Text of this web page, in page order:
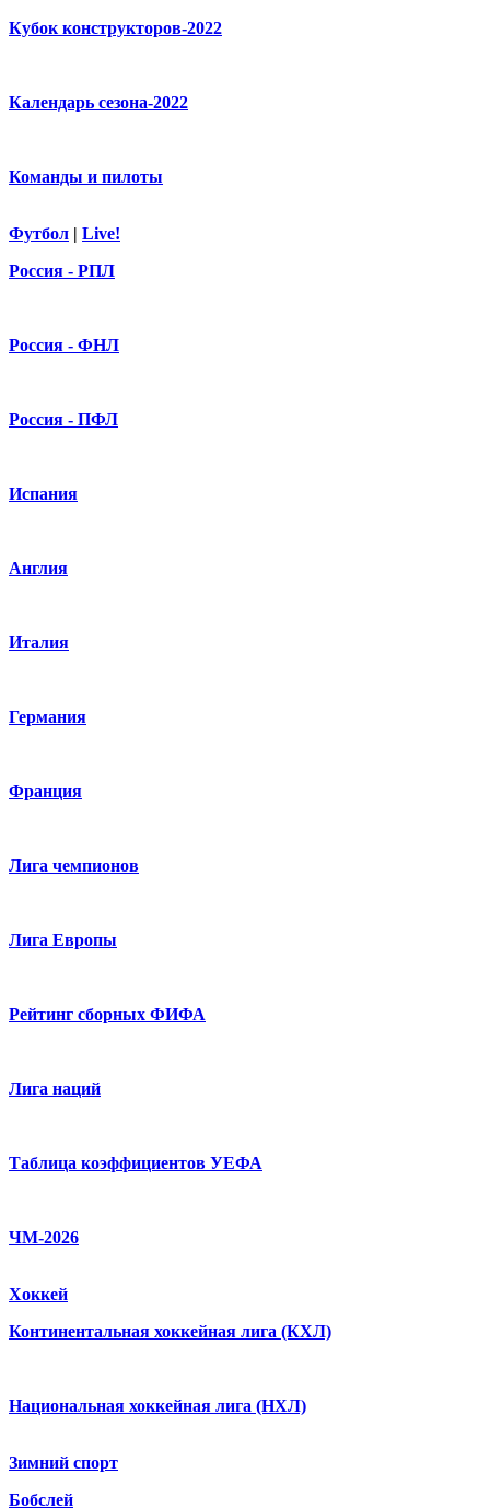
Кубок конструкторов-2022
Календарь сезона-2022
Команды и пилоты
Футбол | Live!
Россия - РПЛ
Россия - ФНЛ
Россия - ПФЛ
Испания
Англия
Италия
Германия
Франция
Лига чемпионов
Лига Европы
Рейтинг сборных ФИФА
Лига наций
Таблица коэффициентов УЕФА
ЧМ-2026
Хоккей
Континентальная хоккейная лига (КХЛ)
Национальная хоккейная лига (НХЛ)
Зимний спорт
Бобслей